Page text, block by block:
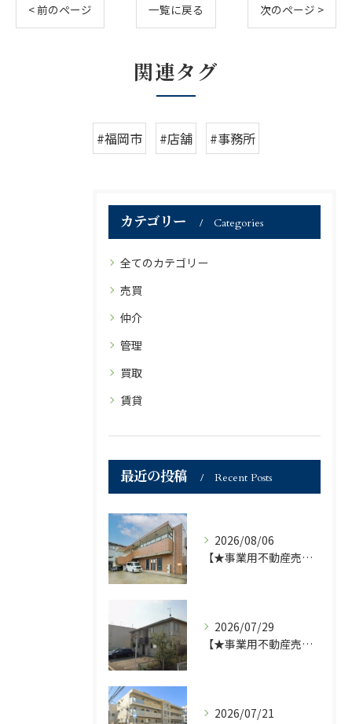
< 前のページ 一覧に戻る 次のページ >
関連タグ
#福岡市 #店舗 #事務所
カテゴリー Categories
全てのカテゴリー
売買
仲介
管理
買取
賃貸
最近の投稿 Recent Posts
2026/08/06
【★事業用不動産売買仲介専門部署より★】福岡市の不動産｜株式会社ランドマーク●1棟収益物件・価格が下がりました！！●
2026/07/29
【★事業用不動産売買仲介専門部署より★】福岡市の不動産｜株式会社ランドマーク ●収益物件 「D-roomアネシス」価格改定のお知らせ●
2026/07/21